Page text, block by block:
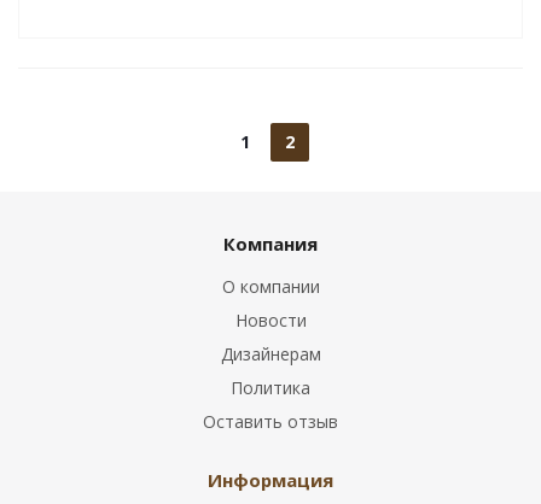
1 2
Компания
О компании
Новости
Дизайнерам
Политика
Оставить отзыв
Информация